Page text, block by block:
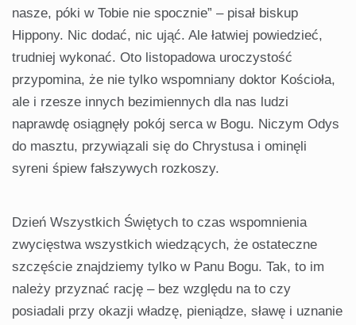
nasze, póki w Tobie nie spocznie” – pisał biskup
Hippony. Nic dodać, nic ująć. Ale łatwiej powiedzieć,
trudniej wykonać. Oto listopadowa uroczystość
przypomina, że nie tylko wspomniany doktor Kościoła,
ale i rzesze innych bezimiennych dla nas ludzi
naprawdę osiągnęły pokój serca w Bogu. Niczym Odys
do masztu, przywiązali się do Chrystusa i ominęli
syreni śpiew fałszywych rozkoszy.
Dzień Wszystkich Świętych to czas wspomnienia
zwycięstwa wszystkich wiedzących, że ostateczne
szczęście znajdziemy tylko w Panu Bogu. Tak, to im
należy przyznać rację – bez względu na to czy
posiadali przy okazji władzę, pieniądze, sławę i uznanie